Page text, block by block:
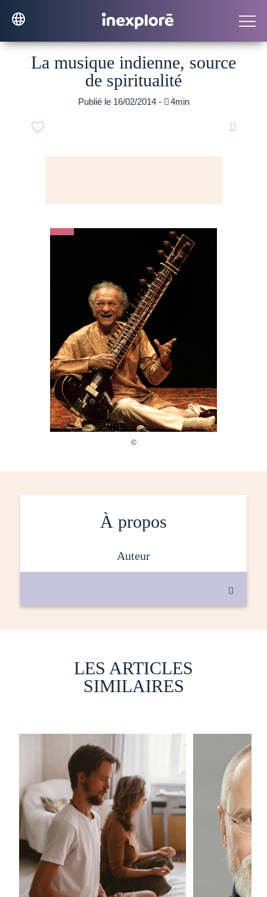
La musique indienne, source
de spiritualité
Publié le 16/02/2014 - 4min

À propos
auteur

LES ARTICLES
SIMILAIRES